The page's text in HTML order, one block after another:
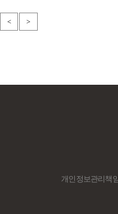
< >
개인정보관리책